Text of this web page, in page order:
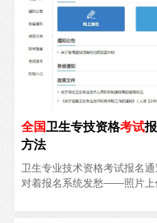
全国 卫生专技资格考试
方法
卫生专业技术资格考试报名
对着报名系统发愁——照片上